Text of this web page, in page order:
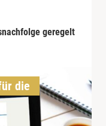
geregelt
die